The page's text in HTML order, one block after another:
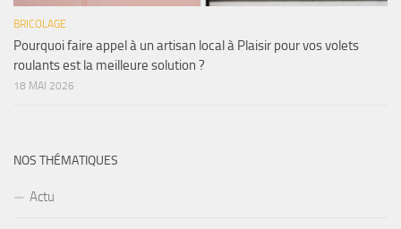
BRICOLAGE
Pourquoi faire appel à un artisan local à Plaisir pour vos volets
roulants est la meilleure solution ?
18 MAI 2026
NOS THÉMATIQUES
Actu